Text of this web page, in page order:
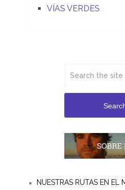
VÍAS VERDES
NUESTRAS RUTAS EN EL